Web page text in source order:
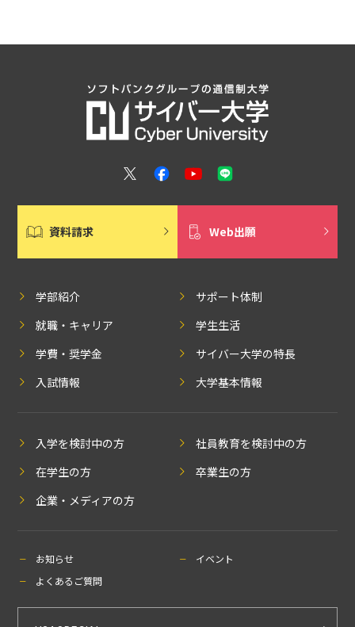
資料請求 Web出願
学部紹介
サポート体制
就職・キャリア
学生生活
学費・奨学金
サイバー大学の特長
入試情報
大学基本情報
入学を検討中の方
社員教育を検討中の方
在学生の方
卒業生の方
企業・メディアの方
お知らせ
イベント
よくあるご質問